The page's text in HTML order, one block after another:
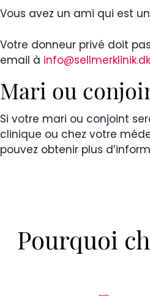
Vous avez un ami qui est
Votre donneur privé doit
email à info@sellmerklinik.dk
Mari ou
Si votre mari ou conjoint
clinique ou chez votre
pouvez obtenir plus
Pourquoi